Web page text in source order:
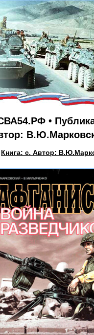
•
Книга: c. Автор: